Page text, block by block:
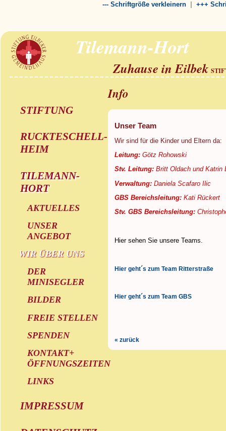
--- Schriftgröße verkleinern | +++
Tilemann-Hort
Zuhause in Eilbek
STIFTUNG
RUCKTESCHELL-
HEIM
TILEMANN-
HORT
AKTUELLES
UNSER
ANGEBOT
WIR ÜBER UNS
DER
MINISEGLER
BILDER
FREIE STELLEN
SPENDEN
KONTAKT+
ÖFFNUNGSZEITEN
LINKS
IMPRESSUM
Info
Unser Team
Wir sind für die Kinder und Eltern da:
Leitung:Götz Rohowski
Stv. Leitung:Britt Oldach und Katrin
Verwaltung: Daniela Scafaro Ilic
GBS Bereichsleitung: Kati Rückert
Stv. GBS Bereichsleitung:
Hier sehen Sie unsere Teams.
Hier geht´s zum Team Ritterstraße
Hier geht´s zum Team GBS
« zurück